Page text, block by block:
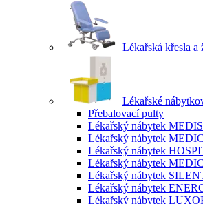
Lékařská křesla a
Lékařské
Přebalovací pulty
Lékařský nábytek
Lékařský nábytek
Lékařský nábytek
Lékařský nábytek
Lékařský nábytek
Lékařský nábytek
Lékařský nábytek